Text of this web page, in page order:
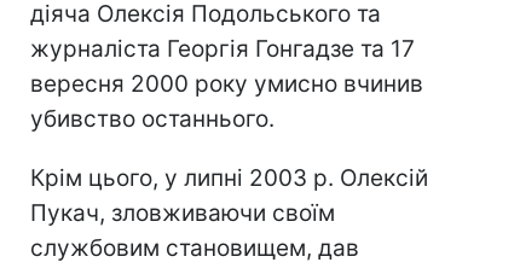
діяча Олексія Подольського та
журналіста Георгія Гонгадзе та 17
вересня 2000 року умисно вчинив
убивство останнього.
Крім цього, у липні 2003 р. Олексій
Пукач, зловживаючи своїм
службовим становищем, дав